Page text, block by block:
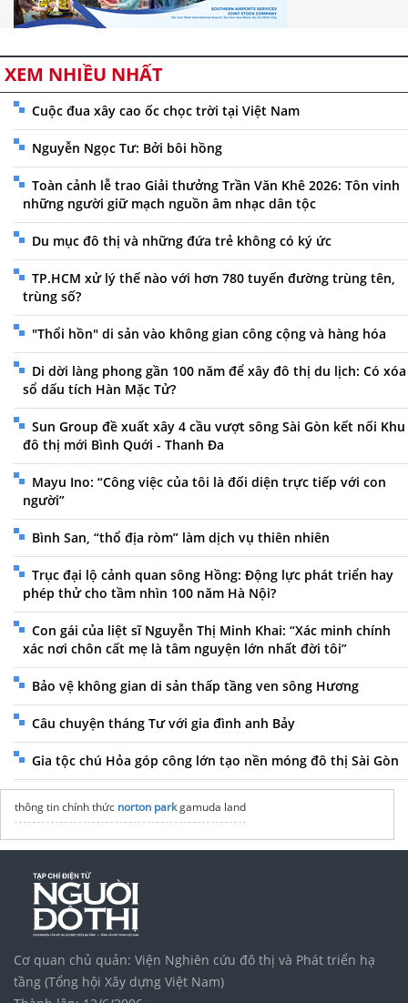
XEM NHIỀU NHẤT
Cuộc đua xây cao ốc chọc trời tại Việt Nam
Nguyễn Ngọc Tư: Bởi bôi hồng
Toàn cảnh lễ trao Giải thưởng Trần Văn Khê 2026: Tôn vinh
những người giữ mạch nguồn âm nhạc dân tộc
Du mục đô thị và những đứa trẻ không có ký ức
TP.HCM xử lý thế nào với hơn 780 tuyến đường trùng tên,
trùng số?
"Thổi hồn" di sản vào không gian công cộng và hàng hóa
Di dời làng phong gần 100 năm để xây đô thị du lịch: Có xóa
sổ dấu tích Hàn Mặc Tử?
Sun Group đề xuất xây 4 cầu vượt sông Sài Gòn kết nối Khu
đô thị mới Bình Quới - Thanh Đa
Mayu Ino: “Công việc của tôi là đối diện trực tiếp với con
người”
Bình San, “thổ địa ròm” làm dịch vụ thiên nhiên
Trục đại lộ cảnh quan sông Hồng: Động lực phát triển hay
phép thử cho tầm nhìn 100 năm Hà Nội?
Con gái của liệt sĩ Nguyễn Thị Minh Khai: “Xác minh chính
xác nơi chôn cất mẹ là tâm nguyện lớn nhất đời tôi”
Bảo vệ không gian di sản thấp tầng ven sông Hương
Câu chuyện tháng Tư với gia đình anh Bảy
Gia tộc chú Hỏa góp công lớn tạo nền móng đô thị Sài Gòn
thông tin chính thức norton parkgamuda land
Cơ quan chủ quản: Viện Nghiên cứu đô thị và Phát triển hạ
tầng (Tổng hội Xây dựng Việt Nam)